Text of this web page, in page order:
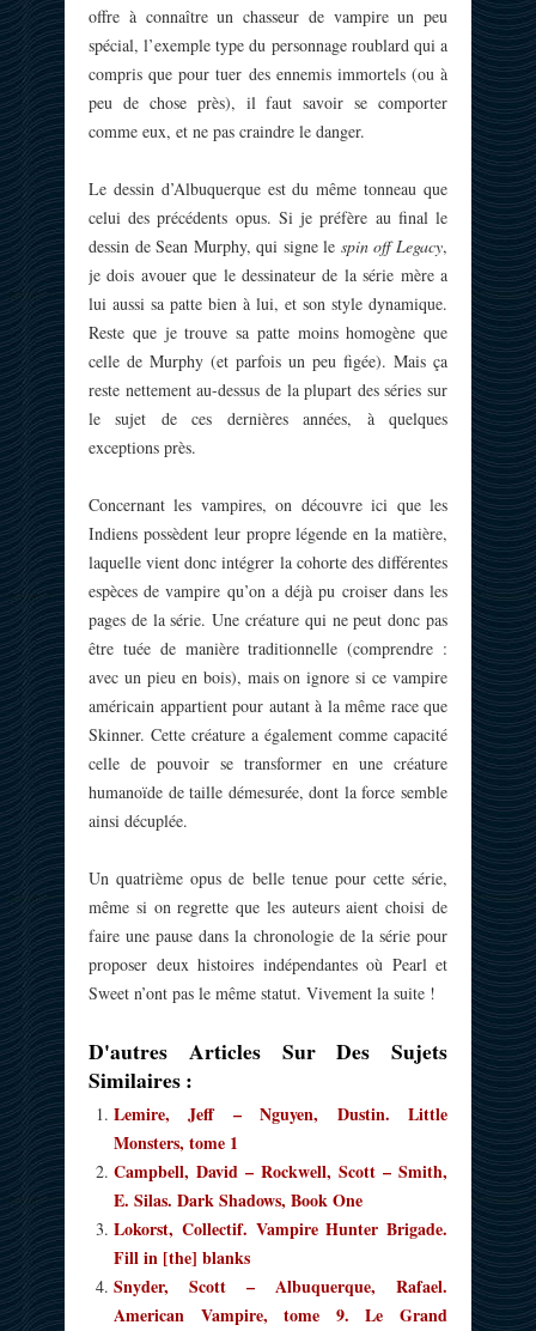
offre à connaître un chasseur de vampire un peu
spécial, l’exemple type du personnage roublard qui a
compris que pour tuer des ennemis immortels (ou à
peu de chose près), il faut savoir se comporter
comme eux, et ne pas craindre le danger.
Le dessin d’Albuquerque est du même tonneau que
celui des précédents opus. Si je préfère au final le
dessin de Sean Murphy, qui signe le spin off Legacy,
je dois avouer que le dessinateur de la série mère a
lui aussi sa patte bien à lui, et son style dynamique.
Reste que je trouve sa patte moins homogène que
celle de Murphy (et parfois un peu figée). Mais ça
reste nettement au-dessus de la plupart des séries sur
le sujet de ces dernières années, à quelques
exceptions près.
Concernant les vampires, on découvre ici que les
Indiens possèdent leur propre légende en la matière,
laquelle vient donc intégrer la cohorte des différentes
espèces de vampire qu’on a déjà pu croiser dans les
pages de la série. Une créature qui ne peut donc pas
être tuée de manière traditionnelle (comprendre :
avec un pieu en bois), mais on ignore si ce vampire
américain appartient pour autant à la même race que
Skinner. Cette créature a également comme capacité
celle de pouvoir se transformer en une créature
humanoïde de taille démesurée, dont la force semble
ainsi décuplée.
Un quatrième opus de belle tenue pour cette série,
même si on regrette que les auteurs aient choisi de
faire une pause dans la chronologie de la série pour
proposer deux histoires indépendantes où Pearl et
Sweet n’ont pas le même statut. Vivement la suite !
D'autres Articles Sur Des Sujets
Similaires :
Lemire, Jeff – Nguyen, Dustin. Little
Monsters, tome 1
Campbell, David – Rockwell, Scott – Smith,
E. Silas. Dark Shadows, Book One
Lokorst, Collectif. Vampire Hunter Brigade.
Fill in [the] blanks
Snyder, Scott – Albuquerque, Rafael.
American Vampire, tome 9. Le Grand